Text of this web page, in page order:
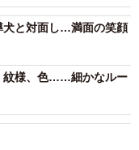
犬と対面し…満面の笑顔
紋様、色……細かなルー